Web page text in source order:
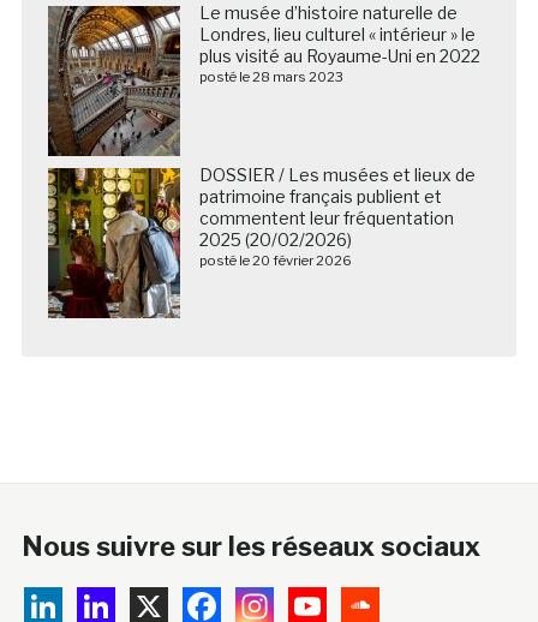
Le musée d’histoire naturelle de
Londres, lieu culturel « intérieur » le
plus visité au Royaume-Uni en 2022
posté le 28 mars 2023
DOSSIER / Les musées et lieux de
patrimoine français publient et
commentent leur fréquentation
2025 (20/02/2026)
posté le 20 février 2026
Nous suivre sur les réseaux sociaux